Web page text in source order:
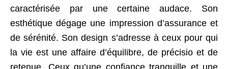
caractérisée par une certaine audace. Son
esthétique dégage une impression d’assurance et
de sérénité. Son design s’adresse à ceux pour qui
la vie est une affaire d’équilibre, de précisio et de